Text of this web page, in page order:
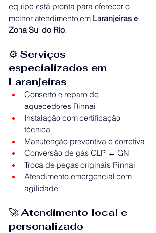
equipe está pronta para oferecer o
melhor atendimento em Laranjeiras e
Zona Sul do Rio.
⚙️ Serviços
especializados em
Laranjeiras
Conserto e reparo de
aquecedores Rinnai
Instalação com certificação
técnica
Manutenção preventiva e corretiva
Conversão de gás GLP ↔ GN
Troca de peças originais Rinnai
Atendimento emergencial com
agilidade
🚀 Atendimento local e
personalizado